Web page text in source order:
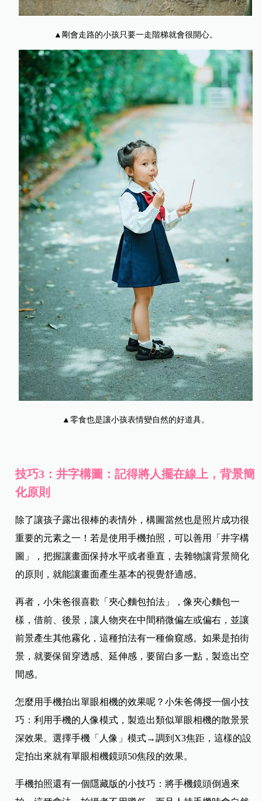
▲剛會走路的小孩只要一走階梯就會很開心。
▲零食也是讓小孩表情變自然的好道具。
技巧3：井字構圖：記得將人擺在線上，背景簡
化原則
除了讓孩子露出很棒的表情外，構圖當然也是照片成功很
重要的元素之一！若是使用手機拍照，可以善用「井字構
圖」，把握讓畫面保持水平或者垂直，去雜物讓背景簡化
的原則，就能讓畫面產生基本的視覺舒適感。
再者，小朱爸很喜歡「夾心麵包拍法」，像夾心麵包一
樣，借前、後景，讓人物夾在中間稍微偏左或偏右，並讓
前景產生其他霧化，這種拍法有一種偷窺感。如果是拍街
景，就要保留穿透感、延伸感，要留白多一點，製造出空
間感。
怎麼用手機拍出單眼相機的效果呢？小朱爸傳授一個小技
巧：利用手機的人像模式，製造出類似單眼相機的散景景
深效果。選擇手機「人像」模式→調到X3焦距，這樣的設
定拍出來就有單眼相機鏡頭50焦段的效果。
手機拍照還有一個隱藏版的小技巧：將手機鏡頭倒過來